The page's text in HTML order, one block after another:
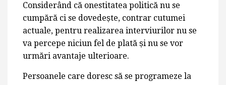
Considerând că onestitatea politică nu se
cumpără ci se dovedește, contrar cutumei
actuale, pentru realizarea interviurilor nu se
va percepe niciun fel de plată și nu se vor
urmări avantaje ulterioare.
Persoanele care doresc să se programeze la